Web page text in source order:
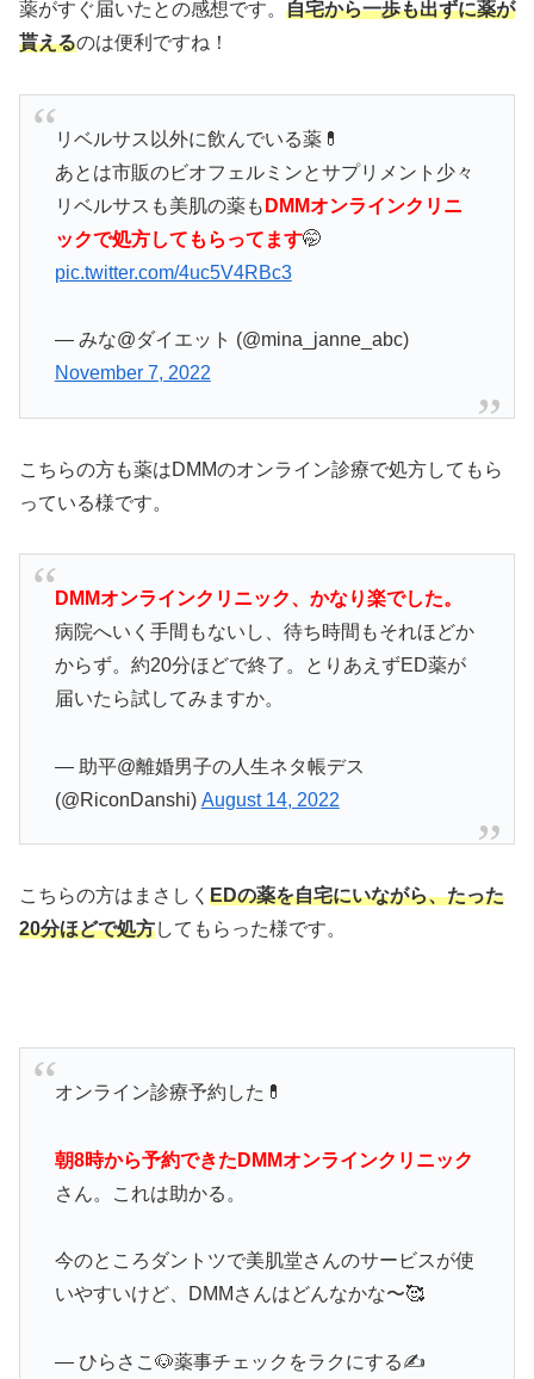
薬がすぐ届いたとの感想です。 自宅から一歩も出ずに薬が
貰えるのは便利ですね！
リベルサス以外に飲んでいる薬💊
あとは市販のビオフェルミンとサプリメント少々
リベルサスも美肌の薬も DMMオンラインクリニ
ックで処方してもらってます🤭
pic.twitter.com/4uc5V4RBc3
— みな@ダイエット (@mina_janne_abc)
November 7, 2022
こちらの方も薬はDMMのオンライン診療で処方してもら
っている様です。
DMMオンラインクリニック、かなり楽でした。
病院へいく手間もないし、待ち時間もそれほどか
からず。約20分ほどで終了。とりあえずED薬が
届いたら試してみますか。
— 助平@離婚男子の人生ネタ帳デス
(@RiconDanshi) August 14, 2022
こちらの方はまさしく EDの薬を自宅にいながら、たった
20分ほどで処方してもらった様です。
オンライン診療予約した💊
朝8時から予約できたDMMオンラインクリニック
さん。これは助かる。
今のところダントツで美肌堂さんのサービスが使
いやすいけど、DMMさんはどんなかな〜🥰
— ひらさこ🐶薬事チェックをラクにする✍️